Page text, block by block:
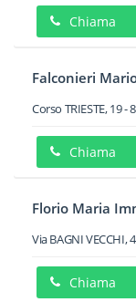
Chiama
Falconieri
Corso TRIESTE, 19-
Chiama
Florio Maria
Via BAGNI VECCHI, 4
Chiama